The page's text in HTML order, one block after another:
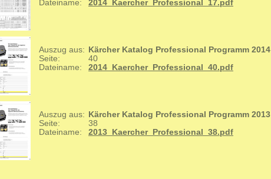
Dateiname:
2014_Kaercher_Professional_17.pdf
Auszug aus: Kärcher Katalog Professional Programm 2014
Seite:
40
Dateiname:
2014_Kaercher_Professional_40.pdf
Auszug aus: Kärcher Katalog Professional Programm 2013
Seite:
38
Dateiname:
2013_Kaercher_Professional_38.pdf